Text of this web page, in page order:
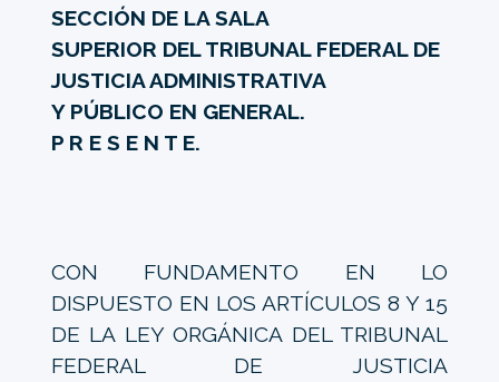
SECCIÓN DE LA SALA
SUPERIOR DEL TRIBUNAL FEDERAL DE
JUSTICIA ADMINISTRATIVA
Y PÚBLICO EN GENERAL.
P R E S E N T E.
CON FUNDAMENTO EN LO
DISPUESTO EN LOS ARTÍCULOS 8 Y 15
DE LA LEY ORGÁNICA DEL TRIBUNAL
FEDERAL DE JUSTICIA